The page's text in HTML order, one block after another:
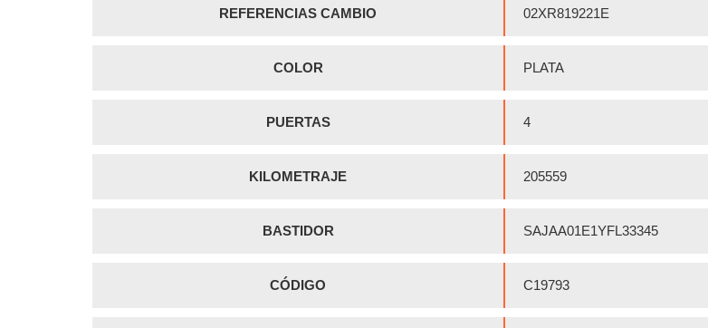
REFERENCIAS CAMBIO 02XR819221E
COLOR PLATA
PUERTAS 4
KILOMETRAJE 205559
BASTIDOR SAJAA01E1YFL33345
CÓDIGO C19793